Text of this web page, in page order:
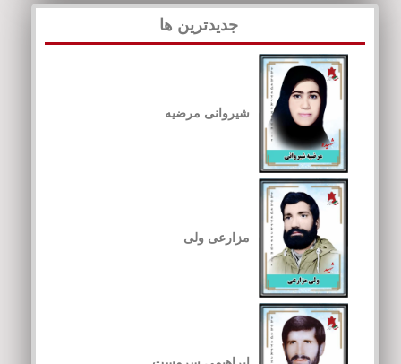
جدیدترین ها
شیروانی مرضیه
مزارعی ولی